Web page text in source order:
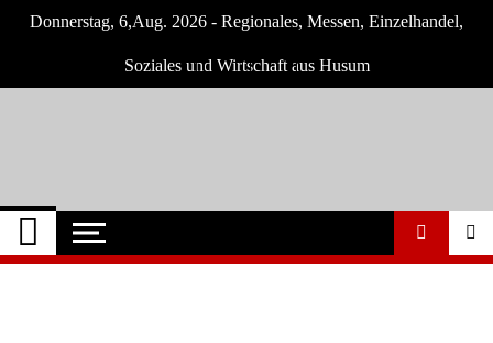
Skip
Donnerstag, 6,Aug. 2026 - Regionales, Messen, Einzelhandel,
Soziales und Wirtschaft aus Husum
Husum-Online
Nachrichten
Nachrichten und Events für Husum und
Umgebung